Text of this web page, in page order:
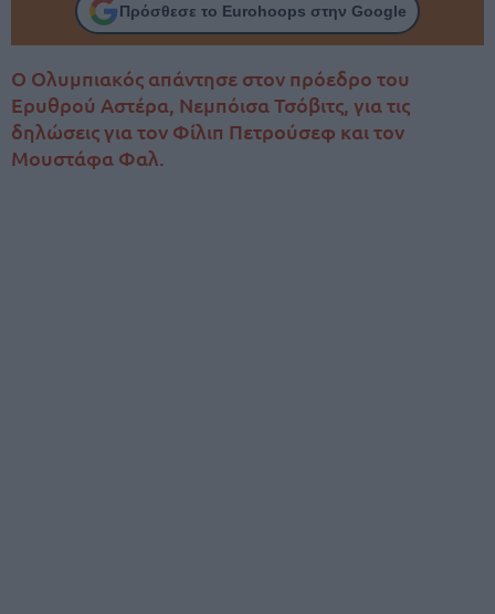
Πρόσθεσε το Eurohoops στην Google
Ο Ολυμπιακός απάντησε στον πρόεδρο του
Ερυθρού Αστέρα, Νεμπόισα Τσόβιτς, για τις
δηλώσεις για τον Φίλιπ Πετρούσεφ και τον
Μουστάφα Φαλ.